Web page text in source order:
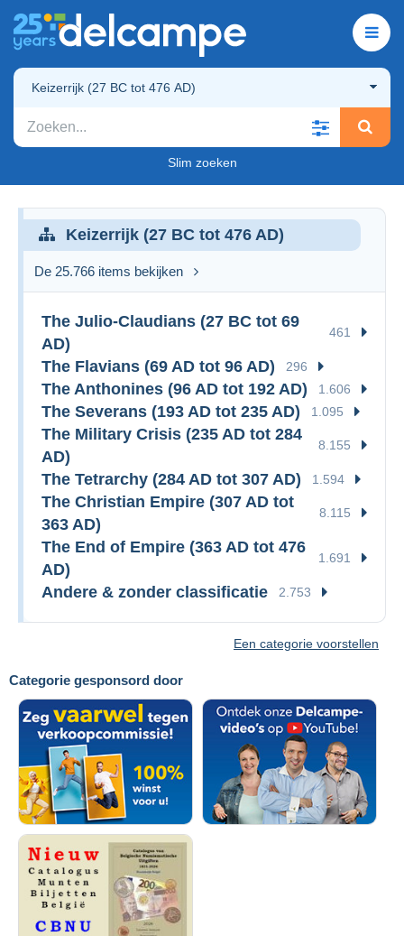
Keizerrijk (27 BC tot 476 AD)
Slim zoeken
Categorie gesponsord door
Keizerrijk (27 BC tot 476 AD)
De 25.766 items bekijken
The Julio-Claudians (27 BC tot 69
AD)
461
The Flavians (69 AD tot 96 AD) 296
The Anthonines (96 AD tot 192 AD) 1.606
The Severans (193 AD tot 235 AD) 1.095
The Military Crisis (235 AD tot 284
AD)
8.155
The Tetrarchy (284 AD tot 307 AD) 1.594
The Christian Empire (307 AD tot
363 AD)
8.115
The End of Empire (363 AD tot 476
AD)
1.691
Andere & zonder classificatie 2.753
Een categorie voorstellen